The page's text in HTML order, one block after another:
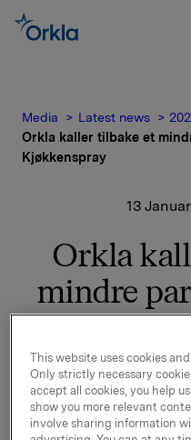
Media Latest news
Orkla kaller tilbake et
Kjøkkenspray
13
Orkla
mindre
Oppvask
Orkla Home & Personal
tilbake et mindre parti
Kjøkkenspray på grunn
This website uses cookies
Only strictly necessary
accept all cookies, you help
show you more relevant
involve sharing information